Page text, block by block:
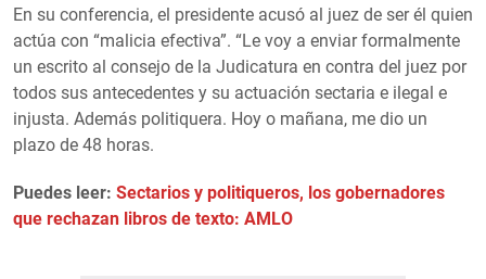
En su conferencia, el presidente acusó al juez de ser él quien
actúa con “malicia efectiva”. “Le voy a enviar formalmente
un escrito al consejo de la Judicatura en contra del juez por
todos sus antecedentes y su actuación sectaria e ilegal e
injusta. Además politiquera. Hoy o mañana, me dio un
plazo de 48 horas.
Puedes leer: Sectarios y politiqueros, los gobernadores
que rechazan libros de texto: AMLO